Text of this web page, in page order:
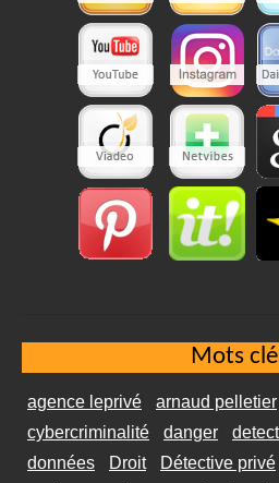
Mots
agence leprivé arnaud pelletier
cybercriminalité
danger
données
Droit Détective privé